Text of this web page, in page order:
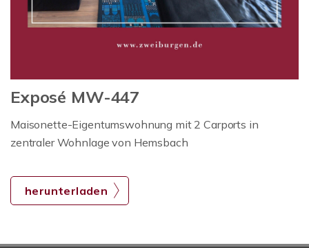
Exposé MW-447
Maisonette-Eigentumswohnung mit 2 Carports in
zentraler Wohnlage von Hemsbach
herunterladen